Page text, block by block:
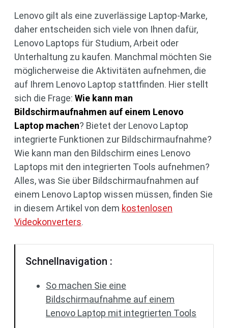
Lenovo gilt als eine zuverlässige Laptop-Marke,
daher entscheiden sich viele von Ihnen dafür,
Lenovo Laptops für Studium, Arbeit oder
Unterhaltung zu kaufen. Manchmal möchten Sie
möglicherweise die Aktivitäten aufnehmen, die
auf Ihrem Lenovo Laptop stattfinden. Hier stellt
sich die Frage: Wie kann man
Bildschirmaufnahmen auf einem Lenovo
Laptop machen? Bietet der Lenovo Laptop
integrierte Funktionen zur Bildschirmaufnahme?
Wie kann man den Bildschirm eines Lenovo
Laptops mit den integrierten Tools aufnehmen?
Alles, was Sie über Bildschirmaufnahmen auf
einem Lenovo Laptop wissen müssen, finden Sie
in diesem Artikel von dem kostenlosen
Videokonverters.
Schnellnavigation :
So machen Sie eine
Bildschirmaufnahme auf einem
Lenovo Laptop mit integrierten Tools